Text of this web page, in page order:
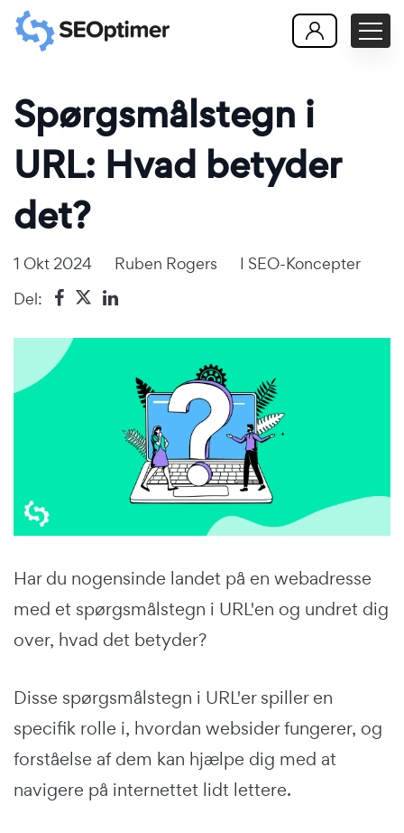
Spørgsmålstegn i
URL: Hvad betyder
det?
1 Okt 2024 Ruben Rogers I SEO-Koncepter
Del:
Har du nogensinde landet på en webadresse
med et spørgsmålstegn i URL'en og undret dig
over, hvad det betyder?
Disse spørgsmålstegn i URL'er spiller en
specifik rolle i, hvordan websider fungerer, og
forståelse af dem kan hjælpe dig med at
navigere på internettet lidt lettere.